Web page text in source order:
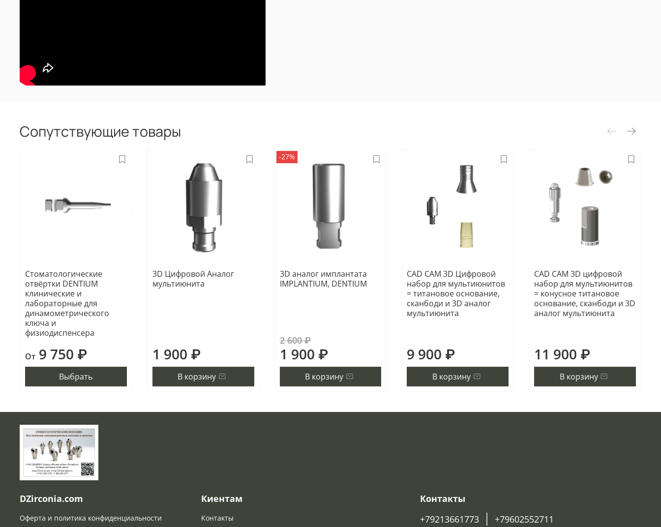
Сопутствующие товары
Стоматологические
отвёртки DENTIUM
клинические и
лабораторные для
динамометрического
ключа и
физиодиспенсера
От 9 750 ₽
Выбрать
3D Цифровой Аналог
мультиюнита
1 900 ₽
В корзину
-27%
3D аналог имплантата
IMPLANTIUM, DENTIUM
2 600 ₽
1 900 ₽
В корзину
CAD CAM 3D Цифровой
набор для мультиюнитов
= титановое основание,
сканбоди и 3D аналог
мультиюнита
9 900 ₽
В корзину
CAD CAM 3D цифровой
набор для мультиюнитов
= конусное титановое
основание, сканбоди и 3D
аналог мультиюнита
11 900 ₽
В корзину
DZirconia.com
Оферта и политика конфиденциальности
Киентам
Контакты
Контакты
+79213661773
+79602552711